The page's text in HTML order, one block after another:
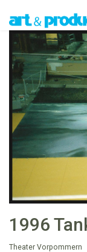
1996
Theater Vorpommern